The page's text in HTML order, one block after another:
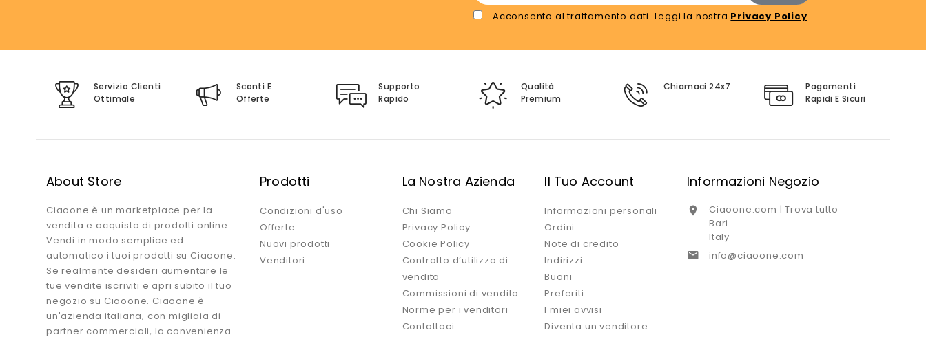
Acconsento al trattamento dati. Leggi la nostra Privacy Policy
Servizio Clienti
Ottimale
Sconti E
Offerte
Supporto
Rapido
Qualità
Premium
Chiamaci 24x7
Pagamenti
Rapidi E Sicuri
About Store
Ciaoone è un marketplace per la
vendita e acquisto di prodotti online.
Vendi in modo semplice ed
automatico i tuoi prodotti su Ciaoone.
Se realmente desideri aumentare le
tue vendite iscriviti e apri subito il tuo
negozio su Ciaoone. Ciaoone è
un'azienda italiana, con migliaia di
partner commerciali, la convenienza
Prodotti
Condizioni d'uso
Offerte
Nuovi prodotti
Venditori
La Nostra Azienda
Chi Siamo
Privacy Policy
Cookie Policy
Contratto d’utilizzo di
vendita
Commissioni di vendita
Norme per i venditori
Contattaci
Il Tuo Account
Informazioni personali
Ordini
Note di credito
Indirizzi
Buoni
Preferiti
I miei avvisi
Diventa un venditore
Informazioni Negozio

Ciaoone.com | Trova tutto
Bari
Italy
 info@ciaoone.com